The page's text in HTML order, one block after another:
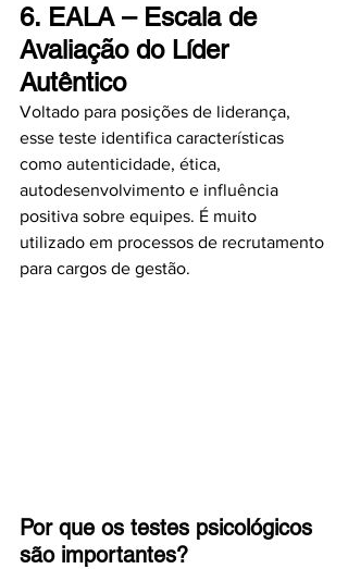
6. EALA – Escala de
Avaliação do Líder
Autêntico
Voltado para posições de liderança,
esse teste identifica características
como autenticidade, ética,
autodesenvolvimento e influência
positiva sobre equipes. É muito
utilizado em processos de recrutamento
para cargos de gestão.
Por que os testes psicológicos
são importantes?